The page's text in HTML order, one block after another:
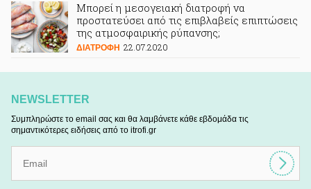
Μπορεί η μεσογειακή διατροφή να
προστατεύσει από τις επιβλαβείς επιπτώσεις
της ατμοσφαιρικής ρύπανσης;
ΔΙΑΤΡΟΦΗ 22.07.2020
NEWSLETTER
Συμπληρώστε το email σας και θα λαμβάνετε κάθε εβδομάδα τις
σημαντικότερες ειδήσεις από το itrofi.gr